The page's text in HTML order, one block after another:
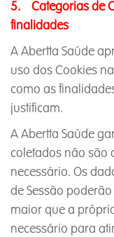
5. Categorias de
finalidades
A Abertta Saúde
uso dos Cookies
como as
justificam.
A Abertta Saúde
coletados não são
necessário. Os
de Sessão
maior que a
necessário para